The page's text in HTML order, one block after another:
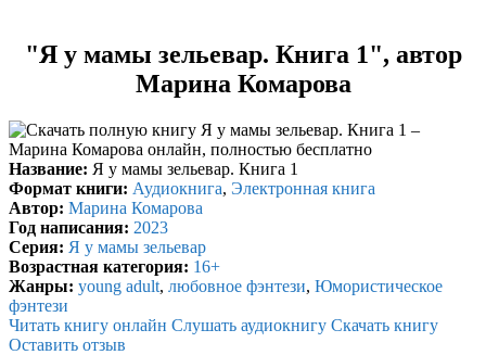
"Я у мамы зельевар. Книга 1", автор
Марина Комарова
Название: Я у мамы зельевар. Книга 1
Формат книги: Аудиокнига, Электронная книга
Автор: Марина Комарова
Год написания: 2023
Серия: Я у мамы зельевар
Возрастная категория: 16+
Жанры: young adult, любовное фэнтези, Юмористическое
фэнтези
Читать книгу онлайн Слушать аудиокнигу Скачать книгу
Оставить отзыв